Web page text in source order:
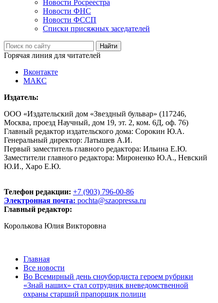
Новости Росреестра
Новости ФНС
Новости ФССП
Списки присяжных заседателей
Горячая линия для читателей
Вконтакте
МАКС
Издатель:
ООО «Издательский дом «Звездный бульвар» (117246,
Москва, проезд Научный, дом 19, эт. 2, ком. 6Д, оф. 76)
Главный редактор издательского дома: Сорокин Ю.А.
Генеральный директор: Латышев А.И.
Первый заместитель главного редактора: Ильина Е.Ю.
Заместители главного редактора: Мироненко Ю.А., Невский
Ю.И., Харо Е.Ю.
Телефон редакции: +7 (903) 796-00-86
Электронная почта: pochta@szaopressa.ru
Главный редактор:
Королькова Юлия Викторовна
Главная
Все новости
Во Всемирный день сноубордиста героем рубрики
«Знай наших» стал сотрудник вневедомственной
охраны старший прапорщик полици